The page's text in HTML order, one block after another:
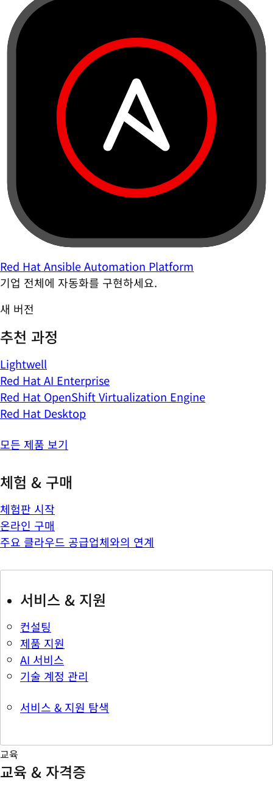
Red Hat Ansible Automation Platform
기업 전체에 자동화를 구현하세요.
새 버전
추천 과정
Lightwell
Red Hat AI Enterprise
Red Hat OpenShift Virtualization Engine
Red Hat Desktop
모든 제품 보기
체험 & 구매
체험판 시작
온라인 구매
주요 클라우드 공급업체와의 연계
서비스 & 지원
컨설팅
제품 지원
AI 서비스
기술 계정 관리
서비스 & 지원 탐색
교육
교육 & 자격증